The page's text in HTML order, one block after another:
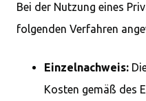
Bei der Nutzung eines
folgenden Verfahren
Einzelnachweis:
Kosten gemäß des